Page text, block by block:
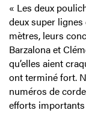
« Les deux
deux super
mètres, leurs
Barzalona et
qu’elles aient
ont terminé fort.
numéros de
efforts importants